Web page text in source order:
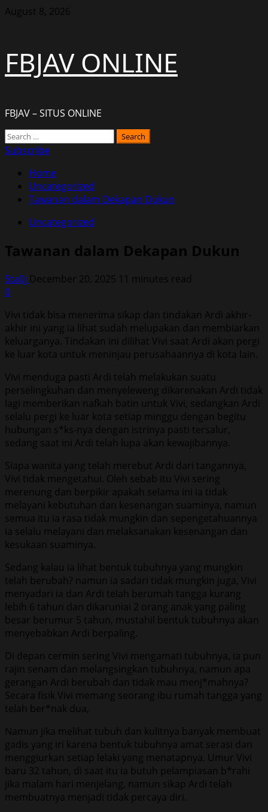
Skip
August 8, 2026
FBJAV ONLINE
FBJAV – SITUS ONLINE
Primary
Menu
Search
for:
Subscribe
Home
Uncategorized
Tawanan dalam Dekapan Dukun
Uncategorized
Tawanan dalam Dekapan Dukun
5ta0j December 20, 2025 11 minutes read
0
Vivi tidak bisa menerima sikap dan tindakan Ardi akhir-
akhir ini yang ia lihat sudah melupakan dan membiarkan
keluarganya. Tindakan ini dilihat Vivi saat Ardi akan pergi
ke luar kota untuk meninjau perusahaannya di kota lain.
Vivi menduga pasti Ardi telah melakukan suatu
perselingkuhan dan menyeleweng dikarenakan Ardi tidak
lagi memberikan nafkah batin untuk Vivi, sedangkan Ardi
selalu pergi ke luar kota setiap minggu dengan begitu
hubungan s*ks-nya dengan istrinya pasti tersalur,
sedang saat ini Ardi telah lupa akan kewajibannya.
Siapa wanita yang telah merebut Ardi dari tangannya,
Vivi tidak mengetahui. Oleh sebab itu Vivi sering
merenung dan berpikir apakah selama ini ia tidak
melayani kebutuhan dan kesenangan suaminya, namun
semua itu ia rasa tidak mungkin dan sepengetahuannya
ia selalu melayani dan melaksanakan kesenangan dan
kesukaan suaminya.
Sedang kalau ia lihat bentuk tubuhnya yang mungkin
telah berubah? namun ia sadari tidak mungkin juga, Vivi
menyadari ia dan Ardi telah berumah tangga kurang
lebih 6 tahun dan dikaruniai 2 orang anak yang paling
besar berumur 5 tahun, mustahil bentuk tubuhnya akan
menyebabkan Ardi berpaling.
Di depan cermin sering Vivi mengamati tubuhnya, ia pun
rajin senam dan melangsingkan tubuhnya, namun apa
gerangan Ardi berubah dan tidak mau menj*mahnya?
Secara fisik Vivi memang seorang ibu rumah tangga yang
telah ber*nak dua,
Namun jika melihat tubuh dan kulitnya banyak membuat
gadis yang iri karena bentuk tubuhnya amat serasi dan
menggiurkan setiap lelaki yang menatapnya. Umur Vivi
baru 32 tahun, di saat itu ia butuh pelampiasan b*rahi
jika malam hari menjelang, namun sikap Ardi telah
membuatnya menjadi tidak percaya diri.